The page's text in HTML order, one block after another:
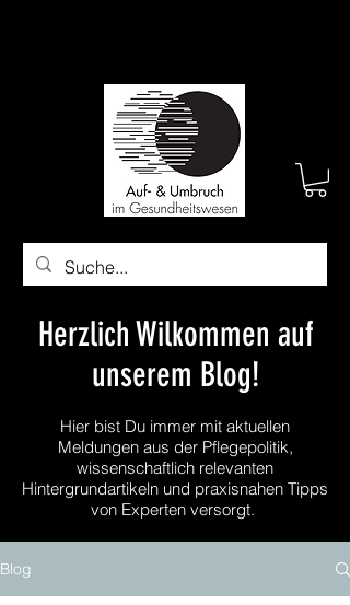
Herzlich Wilkommen auf
unserem Blog!
Hier bist Du immer mit aktuellen
Meldungen aus der Pflegepolitik,
wissenschaftlich relevanten
Hintergrundartikeln und praxisnahen Tipps
von Experten versorgt.
Blog